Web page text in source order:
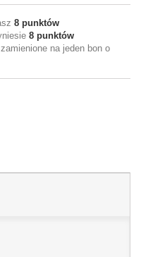
8 punktów
8 punktów
na jeden bon o